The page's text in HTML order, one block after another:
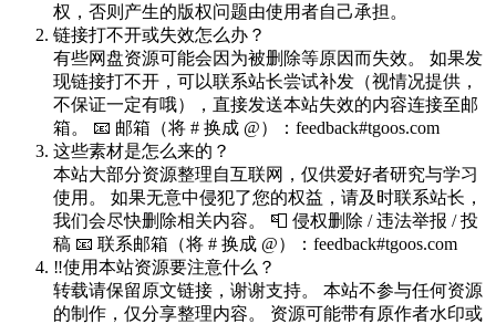
权，否则产生的版权问题由使用者自己承担。
链接打不开或失效怎么办？
有些网盘资源可能会因为被删除等原因而失效。 如果发
现链接打不开，可以联系站长尝试补发（视情况提供，
不保证一定有哦），直接发送本站失效的内容连接至邮
箱。 📧 邮箱（将 # 换成 @）：feedback#tgoos.com
这些素材是怎么来的？
本站大部分资源整理自互联网，仅供爱好者研究与学习
使用。 如果无意中侵犯了您的权益，请及时联系站长，
我们会尽快删除相关内容。 📮 侵权删除 / 违法举报 / 投
稿 📧 联系邮箱（将 # 换成 @）：feedback#tgoos.com
‼️使用本站资源要注意什么？
转载请保留原文链接，谢谢支持。 本站不参与任何资源
的制作，仅分享整理内容。 资源可能带有原作者水印或